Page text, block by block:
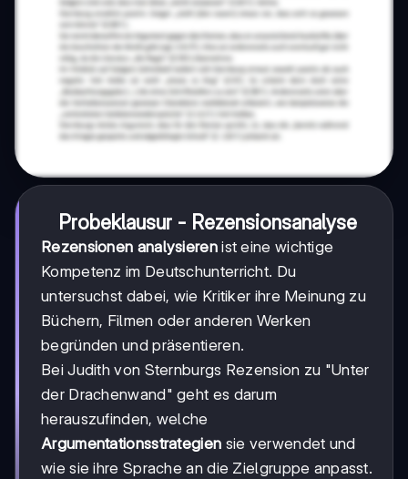
Probeklausur - Rezensionsanalyse
Rezensionen analysierenist eine wichtige
Kompetenz im Deutschunterricht. Du
untersuchst dabei, wie Kritiker ihre Meinung zu
Büchern, Filmen oder anderen Werken
begründen und präsentieren.
Bei Judith von Sternburgs Rezension zu "Unter
der Drachenwand" geht es darum
herauszufinden, welche
Argumentationsstrategien sie verwendet und
wie sie ihre Sprache an die Zielgruppe anpasst.